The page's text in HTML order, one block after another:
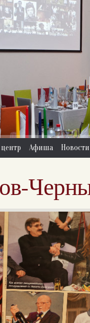
Афиша Новости